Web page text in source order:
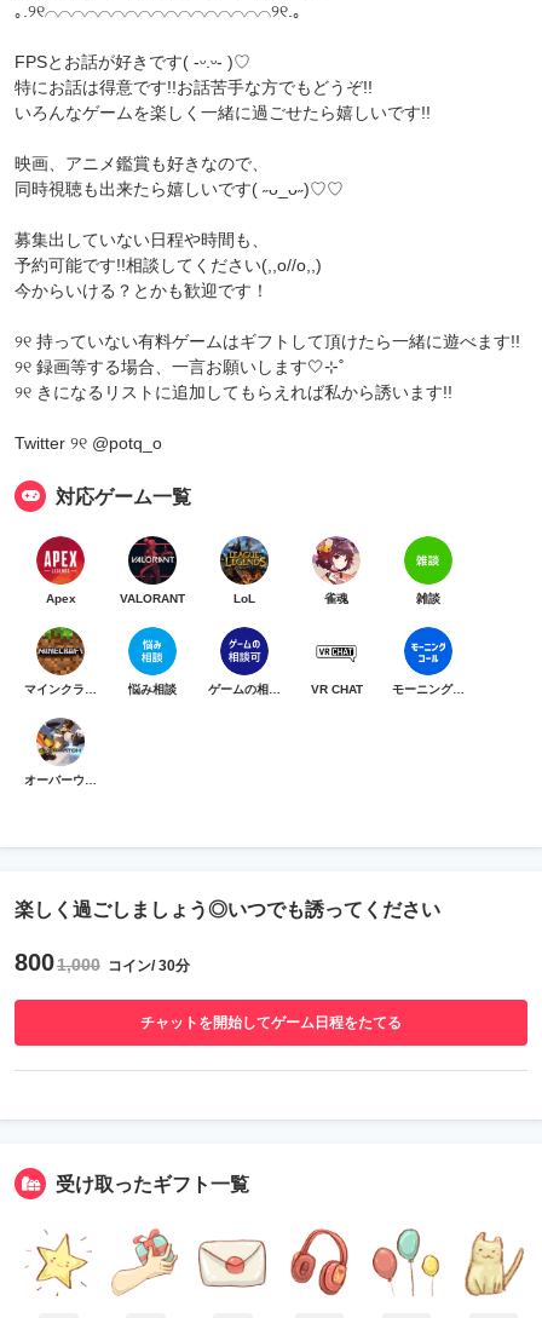
｡.୨୧⌒⌒⌒⌒⌒⌒⌒⌒⌒⌒⌒⌒⌒⌒⌒⌒⌒୨୧.｡
FPSとお話が好きです( -ᵕ.ᵕ- )♡
特にお話は得意です!!お話苦手な方でもどうぞ!!
いろんなゲームを楽しく一緒に過ごせたら嬉しいです!!
映画、アニメ鑑賞も好きなので、
同時視聴も出来たら嬉しいです( ˶ᴗ_ᴗ˶)♡♡
募集出していない日程や時間も、
予約可能です!!相談してください(,,o//o,,)
今からいける？とかも歓迎です！
୨୧ 持っていない有料ゲームはギフトして頂けたら一緒に遊べます!!
୨୧ 録画等する場合、一言お願いします🤍⊹˚
୨୧ きになるリストに追加してもらえれば私から誘います!!
Twitter ୨୧ @potq_o
対応ゲーム一覧
Apex VALORANT LoL 雀魂 雑談
悩み相談 VR CHAT モーニングコール
楽しく過ごしましょう◎いつでも誘ってください
8001,000 コイン/ 30分
チャットを開始してゲーム日程をたてる
受け取ったギフト一覧